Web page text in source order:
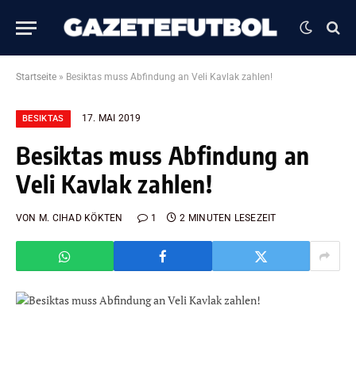
Startseite » Besiktas muss Abfindung an Veli Kavlak zahlen!
BESIKTAS 17. MAI 2019
Besiktas muss Abfindung an
Veli Kavlak zahlen!
VON M. CIHAD KÖKTEN 1 2 MINUTEN LESEZEIT